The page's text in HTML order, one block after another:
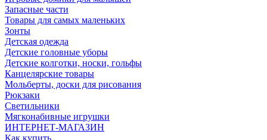
Запасные части
Товары для самых маленьких
Зонты
Детская одежда
Детские головные уборы
Детские колготки, носки, гольфы
Канцелярские товары
Мольберты, доски для рисования
Рюкзаки
Светильники
Мягконабивные игрушки
ИНТЕРНЕТ-МАГАЗИН
Как купить